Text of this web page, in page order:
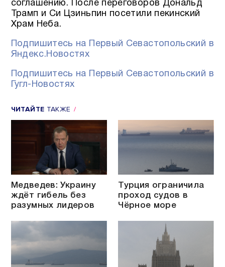
соглашению. После переговоров Дональд
Трамп и Си Цзиньпин посетили пекинский
Храм Неба.
Подпишитесь на Первый Севастопольский в
Яндекс.Новостях
Подпишитесь на Первый Севастопольский в
Гугл-Новостях
ЧИТАЙТЕ ТАКЖЕ
Медведев: Украину
ждёт гибель без
разумных лидеров
Турция ограничила
проход судов в
Чёрное море